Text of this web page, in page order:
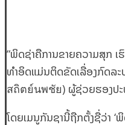
“ພິດຊ່າຄືການຂາຍຄວາມສຸກ ເ
ທຳອິດແມ່ນຕິດຂັດເລື່ອງກົດລະ
สถิตย์นพชัย) ຜູ້ຊ່ວຍຮອງປະ
ໂດຍເມນູກັນຊານີ້ຖືກຕັ້ງຊື່ວ່າ ‘